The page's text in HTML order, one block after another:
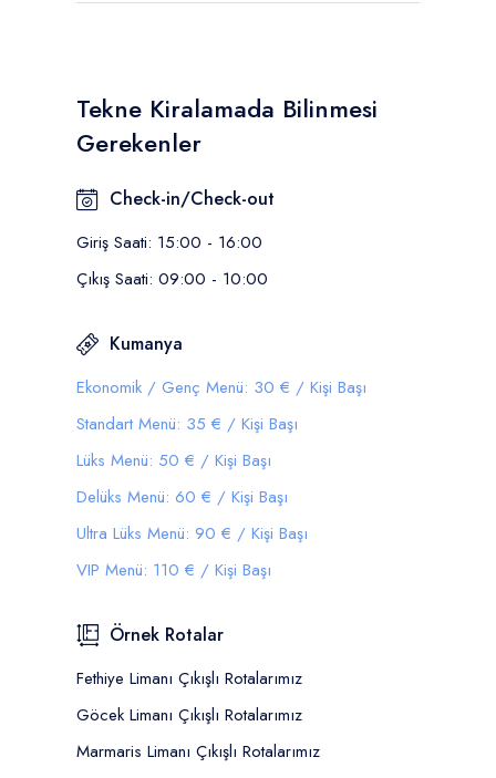
Tekne Kiralamada Bilinmesi
Gerekenler
Check-in/Check-out
Giriş Saati: 15:00 - 16:00
Çıkış Saati: 09:00 - 10:00
Kumanya
Ekonomik / Genç Menü: 30 € / Kişi Başı
Standart Menü: 35 € / Kişi Başı
Lüks Menü: 50 € / Kişi Başı
Delüks Menü: 60 € / Kişi Başı
Ultra Lüks Menü: 90 € / Kişi Başı
VIP Menü: 110 € / Kişi Başı
Örnek Rotalar
Fethiye Limanı Çıkışlı Rotalarımız
Göcek Limanı Çıkışlı Rotalarımız
Marmaris Limanı Çıkışlı Rotalarımız